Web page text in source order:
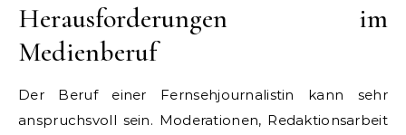
Herausforderungen im
Medienberuf
Der Beruf einer Fernsehjournalistin kann sehr
anspruchsvoll sein. Moderationen, Redaktionsarbeit